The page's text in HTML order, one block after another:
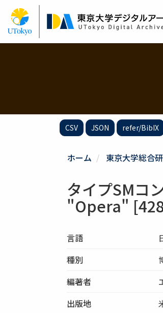
ン
動
CSV JSON refer/BibIX
ホーム 東京大学総合
タイプSMコ
"Opera"
言語
種別
編著者
出版地